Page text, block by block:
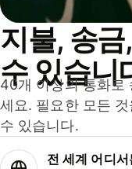
지불, 송
수 있습니
40개 이상의 통화로
세요. 필요한 모든
수 있습니다.
전 세계 어디